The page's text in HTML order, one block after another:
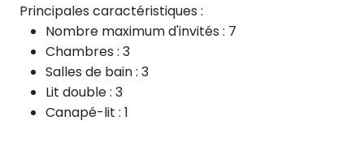
Principales caractéristiques :
Nombre maximum d'invités : 7
Chambres : 3
Salles de bain : 3
Lit double : 3
Canapé-lit : 1